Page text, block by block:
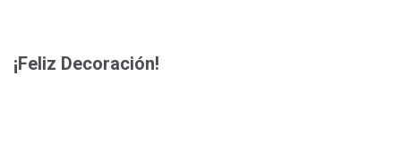
¡Feliz Decoración!